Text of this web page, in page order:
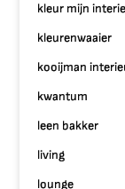
kleur mijn
kleurenwaaier
kooijman
kwantum
leen bakker
living
lounge